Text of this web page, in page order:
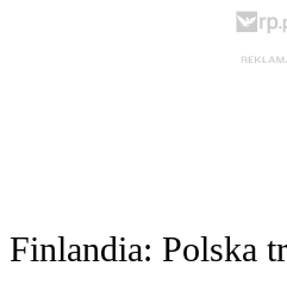
Finlandia: Polska